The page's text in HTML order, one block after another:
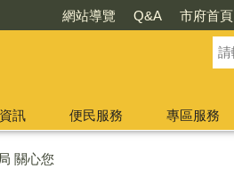
網站導覽 Q&A 市府首頁
訊 便民服務 專區服務
關心您